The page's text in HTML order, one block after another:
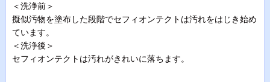
＜洗浄前＞
擬似汚物を塗布した段階でセフィオンテクトは汚れをはじき始め
ています。
＜洗浄後＞
セフィオンテクトは汚れがきれいに落ちます。